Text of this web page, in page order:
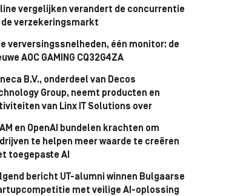
vergelijken verandert de concurrentie
de verzekeringsmarkt
verversingssnelheden, één monitor: de
AOC GAMING CQ32G4ZA
B.V., onderdeel van Decos
Group, neemt producten en
van Linx IT Solutions over
en OpenAI bundelen krachten om
te helpen meer waarde te creëren
toegepaste AI
bericht UT-alumni winnen Bulgaarse
met veilige AI-oplossing